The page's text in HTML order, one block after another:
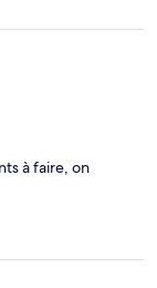
à faire, on